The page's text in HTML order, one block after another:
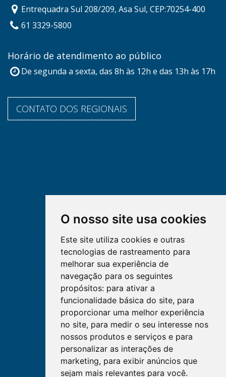
O nosso site usa cookies
Este site utiliza cookies e outras
tecnologias de rastreamento para
melhorar sua experiência de
navegação para os seguintes
propósitos: para ativar a
funcionalidade básica do site, para
proporcionar uma melhor experiência
no site, para medir o seu interesse nos
nossos produtos e serviços e para
personalizar as interações de
marketing, para exibir anúncios que
sejam mais relevantes para você.
Entrequadra Sul 208/209, Asa Sul, CEP:70254-400
61 3329-5800
Horário de atendimento ao público
De segunda a sexta, das 8h às 12h e das 13h às 17h
CONTATO DOS REGIONAIS